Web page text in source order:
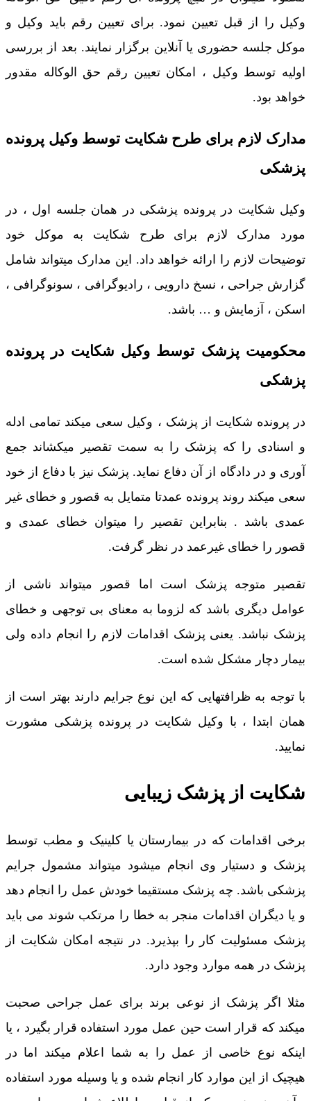
وکیل را از قبل تعیین نمود. برای تعیین رقم باید وکیل و
موکل جلسه حضوری یا آنلاین برگزار نمایند. بعد از بررسی
اولیه توسط وکیل ، امکان تعیین رقم حق الوکاله مقدور
خواهد بود.
مدارک لازم برای طرح شکایت توسط وکیل پرونده
پزشکی
وکیل شکایت در پرونده پزشکی در همان جلسه اول ، در
مورد مدارک لازم برای طرح شکایت به موکل خود
توضیحات لازم را ارائه خواهد داد. این مدارک میتواند شامل
گزارش جراحی ، نسخ دارویی ، رادیوگرافی ، سونوگرافی ،
اسکن ، آزمایش و … باشد.
محکومیت پزشک توسط وکیل شکایت در پرونده
پزشکی
در پرونده شکایت از پزشک ، وکیل سعی میکند تمامی ادله
و اسنادی را که پزشک را به سمت تقصیر میکشاند جمع
آوری و در دادگاه از آن دفاع نماید. پزشک نیز با دفاع از خود
سعی میکند روند پرونده عمدتا متمایل به قصور و خطای غیر
عمدی باشد . بنابراین تقصیر را میتوان خطای عمدی و
قصور را خطای غیرعمد در نظر گرفت.
تقصیر متوجه پزشک است اما قصور میتواند ناشی از
عوامل دیگری باشد که لزوما به معنای بی توجهی و خطای
پزشک نباشد. یعنی پزشک اقدامات لازم را انجام داده ولی
بیمار دچار مشکل شده است.
با توجه به ظرافتهایی که این نوع جرایم دارند بهتر است از
همان ابتدا ، با وکیل شکایت در پرونده پزشکی مشورت
نمایید.
شکایت از پزشک زیبایی
برخی اقدامات که در بیمارستان یا کلینیک و مطب توسط
پزشک و دستیار وی انجام میشود میتواند مشمول جرایم
پزشکی باشد. چه پزشک مستقیما خودش عمل را انجام دهد
و یا دیگران اقدامات منجر به خطا را مرتکب شوند می باید
پزشک مسئولیت کار را بپذیرد. در نتیجه امکان شکایت از
پزشک در همه موارد وجود دارد.
مثلا اگر پزشک از نوعی برند برای عمل جراحی صحبت
میکند که قرار است حین عمل مورد استفاده قرار بگیرد ، یا
اینکه نوع خاصی از عمل را به شما اعلام میکند اما در
هیچیک از این موارد کار انجام شده و یا وسیله مورد استفاده